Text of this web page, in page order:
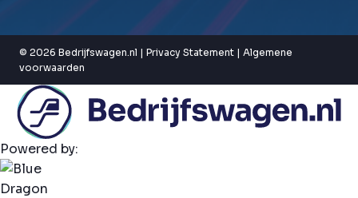
© 2026 Bedrijfswagen.nl | Privacy Statement | Algemene
voorwaarden
Powered by: